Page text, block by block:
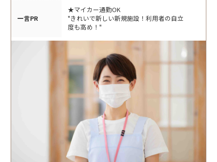
一言PR
★マイカー通勤OK
"きれいで新しい新規施設！利用者の自立
度も高め！"